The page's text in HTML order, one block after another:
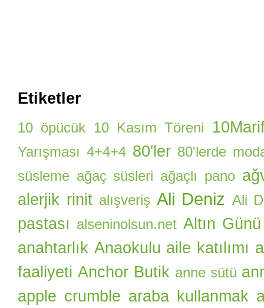
Etiketler
10 öpücük 10 Kasım Töreni
Yarışması 4+4+4 80'ler 80'lerde
süsleme ağaç süsleri ağaçlı pano
alerjik rinit alışveriş Ali Deniz Ali
pastası alseninolsun.net Altın Günü
anahtarlık Anaokulu aile katılımı
faaliyeti Anchor Butik anne sütü
apple crumble araba kullanmak